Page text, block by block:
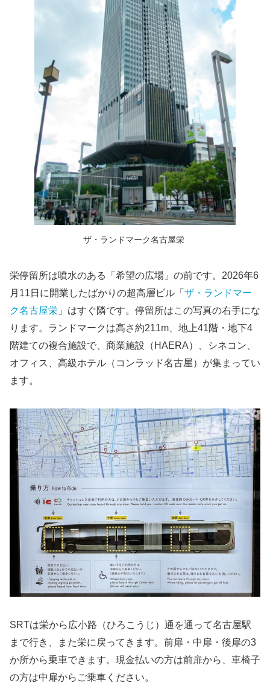
ザ・ランドマーク名古屋栄
栄停留所は噴水のある「希望の広場」の前です。2026年6
月11日に開業したばかりの超高層ビル「 ザ・ランドマー
ク名古屋栄 」はすぐ隣です。停留所はこの写真の右手にな
ります。ランドマークは高さ約211m、地上41階・地下4
階建ての複合施設で、商業施設（HAERA）、シネコン、
オフィス、高級ホテル（コンラッド名古屋）が集まってい
ます。
SRTは栄から広小路（ひろこうじ）通を通って名古屋駅
まで行き、また栄に戻ってきます。前扉・中扉・後扉の3
か所から乗車できます。現金払いの方は前扉から、車椅子
の方は中扉からご乗車ください。